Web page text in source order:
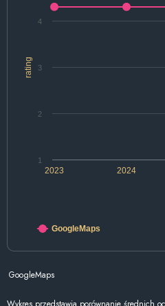
rating
2024
2023
1
2
3
4
GoogleMaps
GoogleMaps